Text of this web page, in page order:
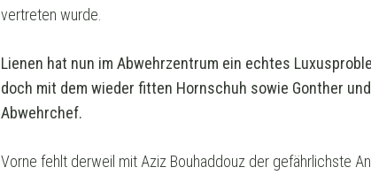
vertreten wurde.
Lienen hat nun im Abwehrzentrum ein echtes
doch mit dem wieder fitten Hornschuh sowie Gonther
Abwehrchef.
Vorne fehlt derweil mit Aziz Bouhaddouz der gefährlichste